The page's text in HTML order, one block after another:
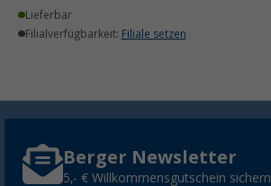
Lieferbar
Filialverfügbarkeit: Filiale setzen
Berger Newsletter
5,- € Willkommensgutschein sichern